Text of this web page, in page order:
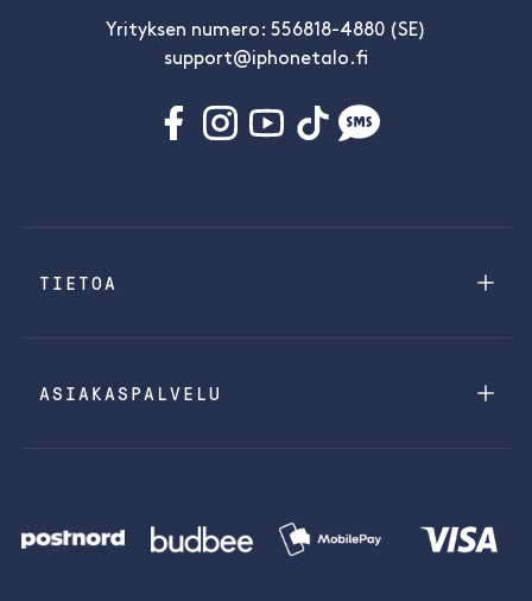
Yrityksen numero: 556818-4880 (SE)
support@iphonetalo.fi
TIETOA
ASIAKASPALVELU